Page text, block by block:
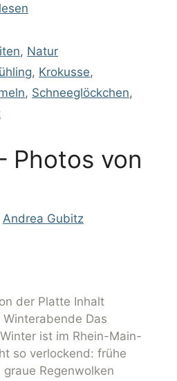
, Natur
, Krokusse,
, Schneeglöckchen,
Photos von
Andrea Gubitz
der Platte Inhalt
Das
ist im Rhein-Main-
so verlockend: frühe
Regenwolken